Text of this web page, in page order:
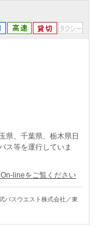
県、千葉県、栃木県日
ス等を運行していま
lineをご覧ください
バスウエスト株式会社／東